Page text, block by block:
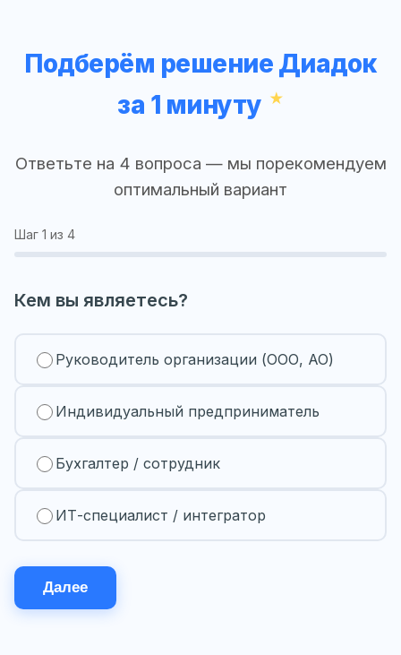
Подберём решение Диадок
за 1 минуту
Ответьте на 4 вопроса — мы порекомендуем
оптимальный вариант
Шаг 1 из 4
Кем вы являетесь?
Руководитель организации (ООО, АО)
Индивидуальный предприниматель
Бухгалтер / сотрудник
ИТ-специалист / интегратор
Далее